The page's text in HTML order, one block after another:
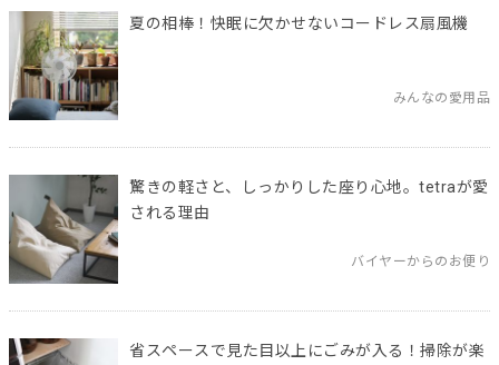
夏の相棒！快眠に欠かせないコードレス扇風機
みんなの愛用品
驚きの軽さと、しっかりした座り心地。tetraが愛
される理由
バイヤーからのお便り
省スペースで見た目以上にごみが入る！掃除が楽